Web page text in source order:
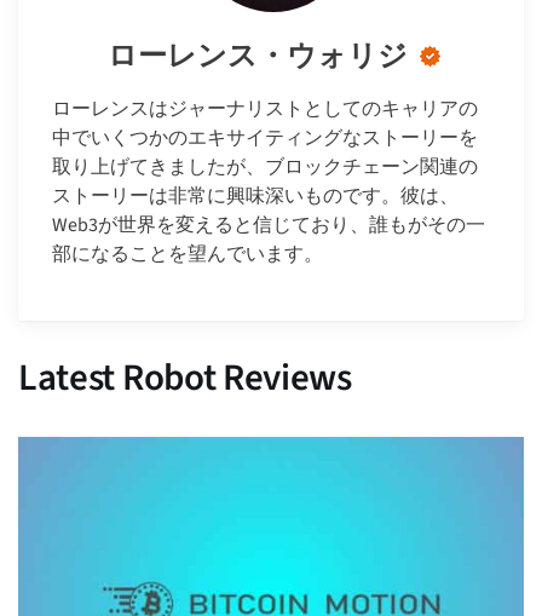
ローレンス・ウォリジ
ローレンスはジャーナリストとしてのキャリアの
中でいくつかのエキサイティングなストーリーを
取り上げてきましたが、ブロックチェーン関連の
ストーリーは非常に興味深いものです。彼は、
Web3が世界を変えると信じており、誰もがその一
部になることを望んでいます。
Latest Robot Reviews